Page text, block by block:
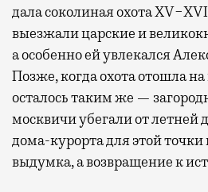
дала соколиная охота
выезжали царские и
а особенно ей увлекался
Позже, когда охота отошла
осталось таким же —
москвичи убегали от летней
дома-курорта для этой
выдумка, а возвращение к